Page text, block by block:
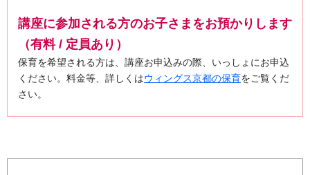
講座に参加される方のお子さまをお預かりします
（有料 / 定員あり）
保育を希望される方は、講座お申込みの際、いっしょにお申込
ください。料金等、詳しくはウィングス京都の保育をご覧くだ
さい。